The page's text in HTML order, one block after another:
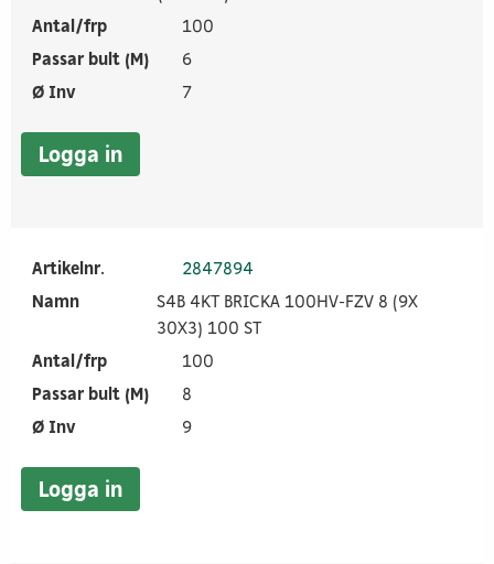
Antal/frp
100
Passar bult (M)
6
Ø Inv
7
Logga in
Artikelnr.
2847894
Namn
S4B 4KT BRICKA 100HV-FZV 8 (9X
30X3) 100 ST
Antal/frp
100
Passar bult (M)
8
Ø Inv
9
Logga in